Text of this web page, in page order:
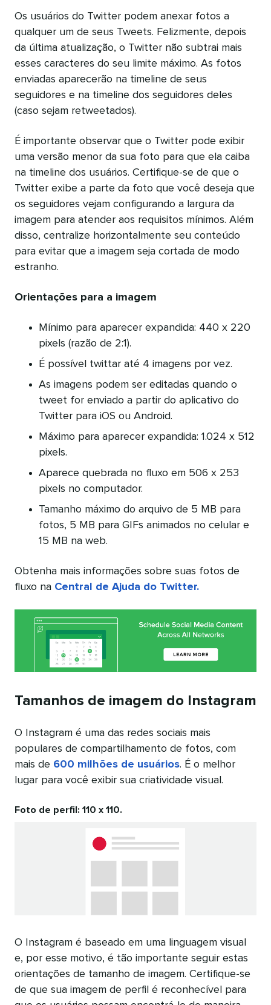
Os usuários do Twitter podem anexar fotos a
qualquer um de seus Tweets. Felizmente, depois
da última atualização, o Twitter não subtrai mais
esses caracteres do seu limite máximo. As fotos
enviadas aparecerão na timeline de seus
seguidores e na timeline dos seguidores deles
(caso sejam retweetados).
É importante observar que o Twitter pode exibir
uma versão menor da sua foto para que ela caiba
na timeline dos usuários. Certifique-se de que o
Twitter exibe a parte da foto que você deseja que
os seguidores vejam configurando a largura da
imagem para atender aos requisitos mínimos. Além
disso, centralize horizontalmente seu conteúdo
para evitar que a imagem seja cortada de modo
estranho.
Orientações para a imagem
Mínimo para aparecer expandida: 440 x 220
pixels (razão de 2:1).
É possível twittar até 4 imagens por vez.
As imagens podem ser editadas quando o
tweet for enviado a partir do aplicativo do
Twitter para iOS ou Android.
Máximo para aparecer expandida: 1.024 x 512
pixels.
Aparece quebrada no fluxo em 506 x 253
pixels no computador.
Tamanho máximo do arquivo de 5 MB para
fotos, 5 MB para GIFs animados no celular e
15 MB na web.
Obtenha mais informações sobre suas fotos de
fluxo na Central de Ajuda do Twitter.
Tamanhos de imagem do Instagram
O Instagram é uma das redes sociais mais
populares de compartilhamento de fotos, com
mais de 600 milhões de usuários. É o melhor
lugar para você exibir sua criatividade visual.
Foto de perfil: 110 x 110.
O Instagram é baseado em uma linguagem visual
e, por esse motivo, é tão importante seguir estas
orientações de tamanho de imagem. Certifique-se
de que sua imagem de perfil é reconhecível para